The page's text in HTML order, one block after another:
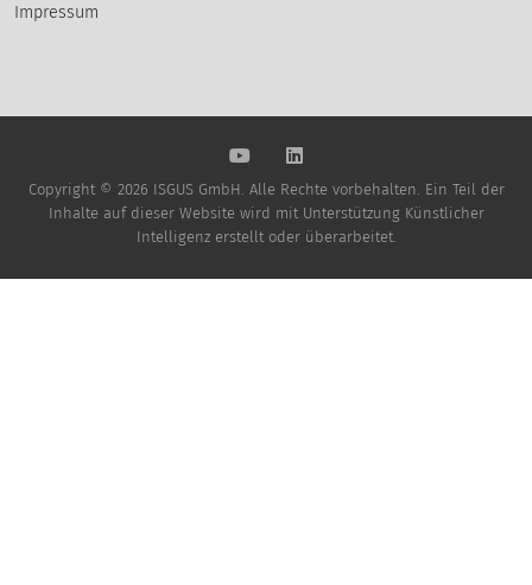
Impressum
Copyright © 2026 ISGUS GmbH. Alle Rechte vorbehalten. Ein Teil der
Inhalte auf dieser Website wird mit Unterstützung Künstlicher
Intelligenz erstellt oder überarbeitet.